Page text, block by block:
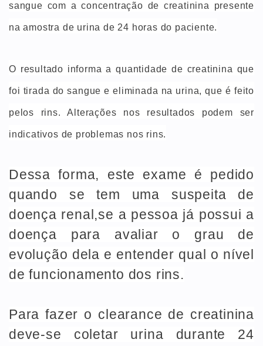
sangue com a concentração de creatinina presente
na amostra de urina de 24 horas do paciente.
O resultado informa a quantidade de creatinina que
foi tirada do sangue e eliminada na urina, que é feito
pelos rins. Alterações nos resultados podem ser
indicativos de problemas nos rins.
Dessa forma, este exame é pedido
quando se tem uma suspeita de
doença renal,se a pessoa já possui a
doença para avaliar o grau de
evolução dela e entender qual o nível
de funcionamento dos rins.
Para fazer o clearance de creatinina
deve-se coletar urina durante 24